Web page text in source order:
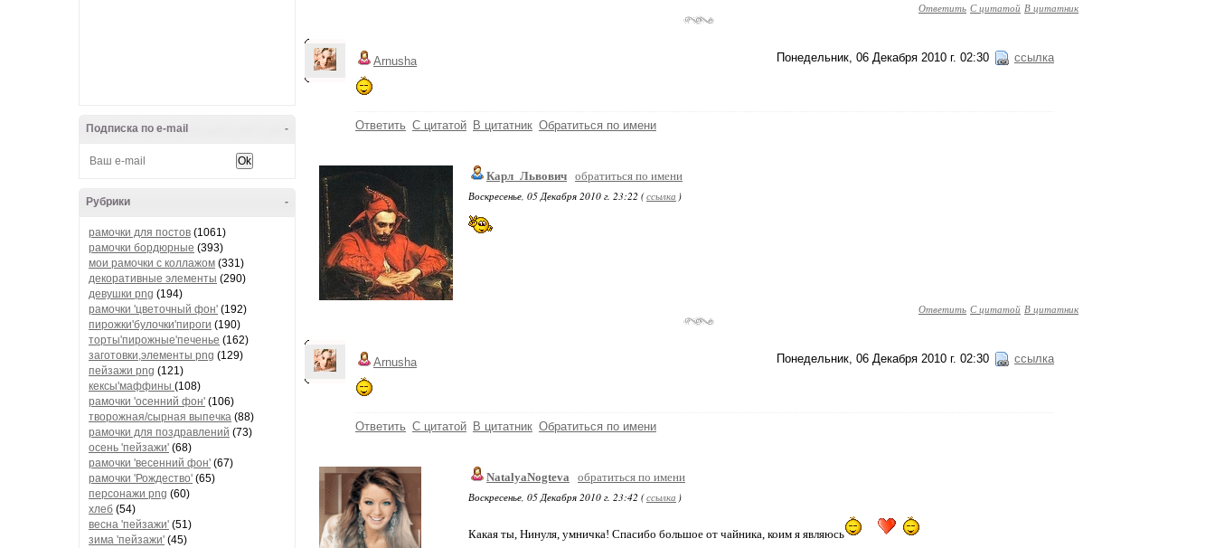
-
Подписка по e-mail
-
Рубрики
рамочки для постов (1061)
рамочки бордюрные (393)
мои рамочки с коллажом (331)
декоративные элементы (290)
девушки png (194)
рамочки 'цветочный фон' (192)
пирожки'булочки'пироги (190)
торты'пирожные'печенье (162)
заготовки,элементы png (129)
пейзажи png (121)
кексы'маффины (108)
рамочки 'осенний фон' (106)
творожная/сырная выпечка (88)
рамочки для поздравлений (73)
осень 'пейзажи' (68)
рамочки 'весенний фон' (67)
рамочки 'Рождество' (65)
персонажи png (60)
хлеб (54)
весна 'пейзажи' (51)
зима 'пейзажи' (45)
Ответить С цитатой В цитатник
Понедельник, 06 Декабря 2010 г. 02:30 ссылка
Arnusha
Ответить С цитатой В цитатник Обратиться по имени
Карл_Львович обратиться по имени
Воскресенье, 05 Декабря 2010 г. 23:22 (ссылка )
Ответить С цитатой В цитатник
Понедельник, 06 Декабря 2010 г. 02:30 ссылка
Arnusha
Ответить С цитатой В цитатник Обратиться по имени
NatalyaNogteva
обратиться по имени
Воскресенье, 05 Декабря 2010 г. 23:42 (ссылка )
Какая ты, Нинуля, умничка! Спасибо большое от чайника, коим я являюсь